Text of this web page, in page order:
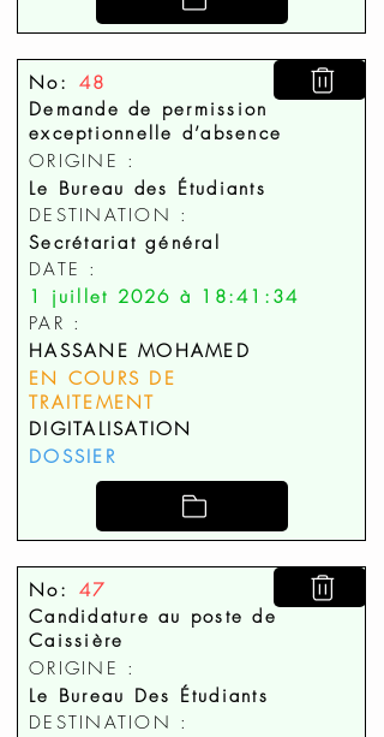
No: 48
Demande de permission
exceptionnelle d’absence
ORIGINE :
Le Bureau des Étudiants
DESTINATION :
Secrétariat général
DATE :
1 juillet 2026 à 18:41:34
PAR :
HASSANE MOHAMED
EN COURS DE
TRAITEMENT
DIGITALISATION
DOSSIER
No: 47
Candidature au poste de
Caissière
ORIGINE :
Le Bureau Des Étudiants
DESTINATION :